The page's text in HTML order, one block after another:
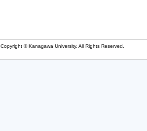
Copyright © Kanagawa University. All Rights Reserved.